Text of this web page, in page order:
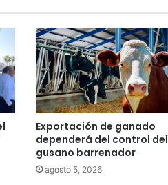
Exportación de ganado
dependerá del control del
gusano barrenador
agosto 5, 2026